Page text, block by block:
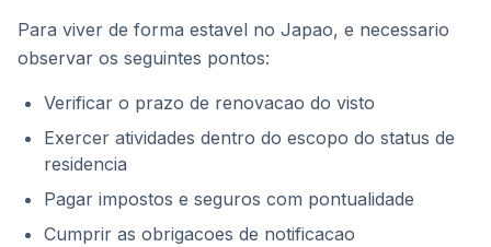
Para viver de forma estavel no Japao, e necessario
observar os seguintes pontos:
Verificar o prazo de renovacao do visto
Exercer atividades dentro do escopo do status de
residencia
Pagar impostos e seguros com pontualidade
Cumprir as obrigacoes de notificacao